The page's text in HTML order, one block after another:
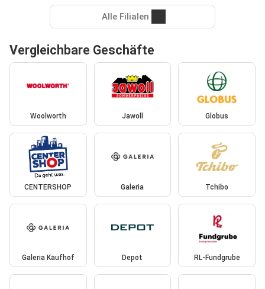
Alle Filialen
Vergleichbare Geschäfte
Woolworth Jawoll Globus
CENTERSHOP Galeria Tchibo
Galeria Kaufhof Depot RL-Fundgrube